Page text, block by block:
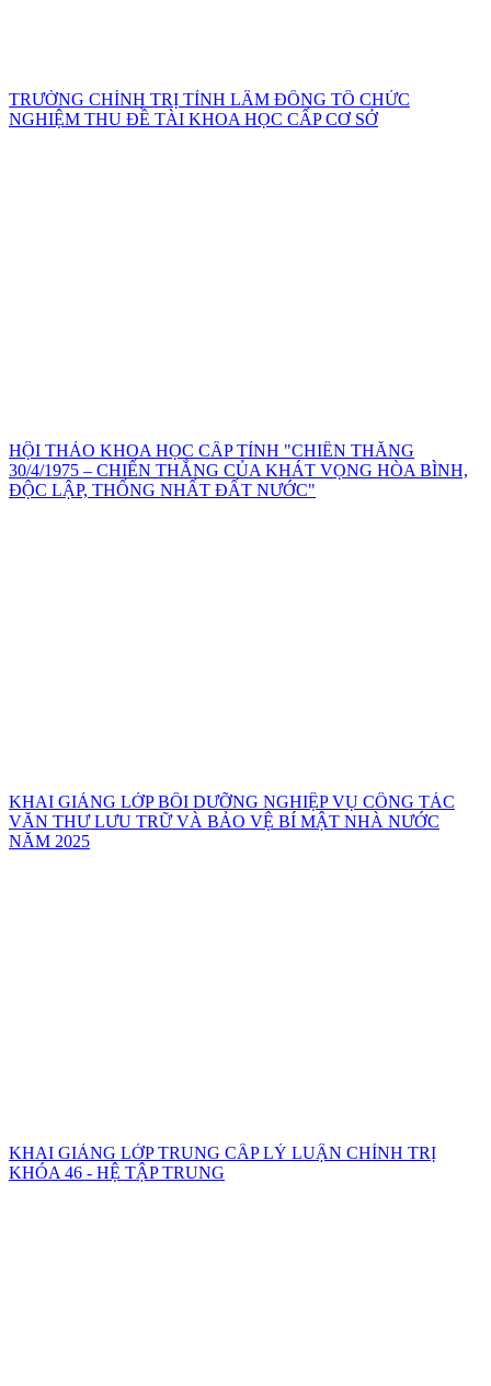
TRƯỜNG CHÍNH TRỊ TỈNH LÂM ĐỒNG TỔ CHỨC
NGHIỆM THU ĐỀ TÀI KHOA HỌC CẤP CƠ SỞ
HỘI THẢO KHOA HỌC CẤP TỈNH "CHIẾN THẮNG
30/4/1975 – CHIẾN THẮNG CỦA KHÁT VỌNG HÒA BÌNH,
ĐỘC LẬP, THỐNG NHẤT ĐẤT NƯỚC"
KHAI GIẢNG LỚP BỒI DƯỠNG NGHIỆP VỤ CÔNG TÁC
VĂN THƯ LƯU TRỮ VÀ BẢO VỆ BÍ MẬT NHÀ NƯỚC
NĂM 2025
KHAI GIẢNG LỚP TRUNG CẤP LÝ LUẬN CHÍNH TRỊ
KHÓA 46 - HỆ TẬP TRUNG